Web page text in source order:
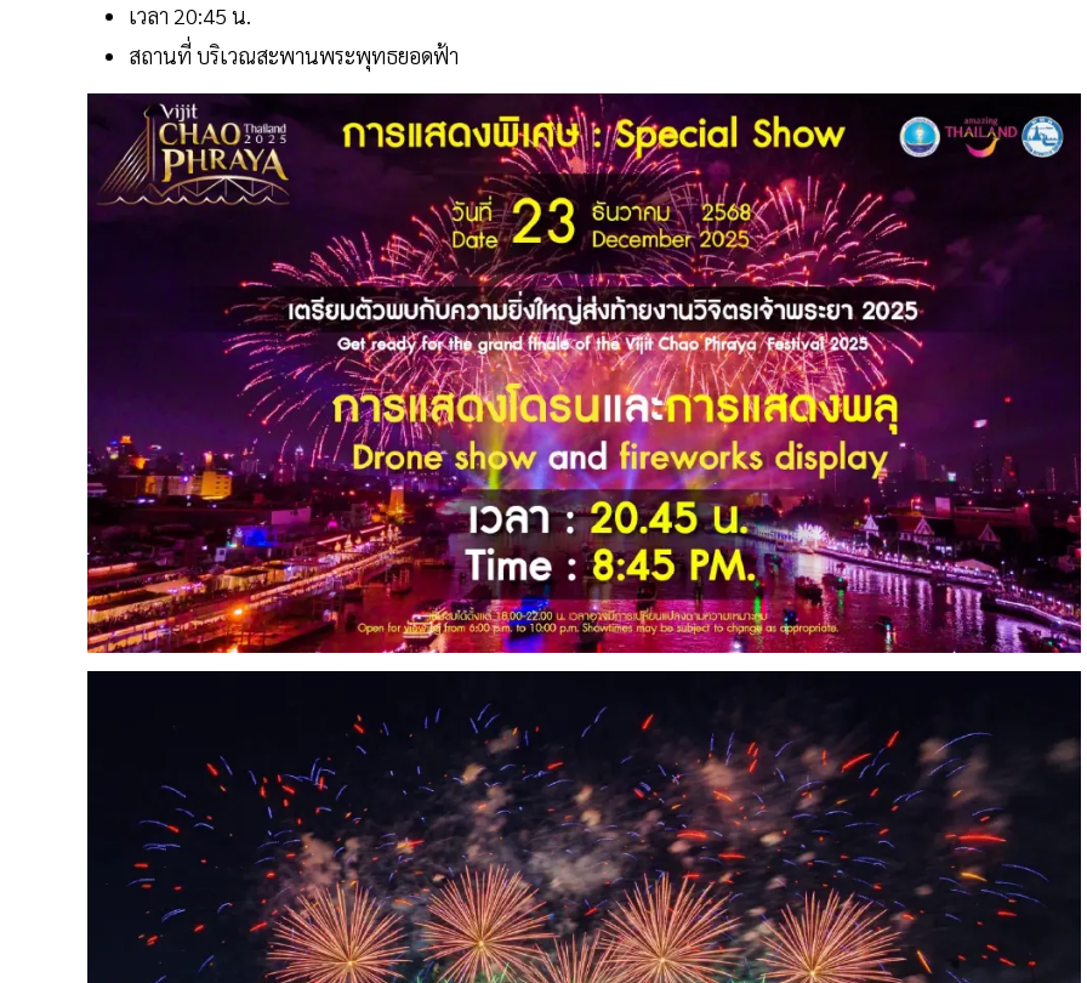
เวลา 20:45 น.
สถานที่ บริเวณสะพานพระพุทธยอดฟ้า